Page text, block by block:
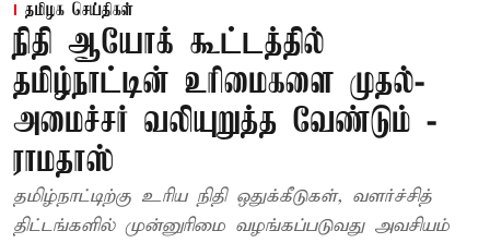
தமிழக செய்திகள்
நிதி ஆயோக் கூட்டத்தில்
தமிழ்நாட்டின் உரிமைகளை முதல்-
அமைச்சர் வலியுறுத்த வேண்டும் -
ராமதாஸ்
தமிழ்நாட்டிற்கு உரிய நிதி ஒதுக்கீடுகள், வளர்ச்சித்
திட்டங்களில் முன்னுரிமை வழங்கப்படுவது அவசியம்